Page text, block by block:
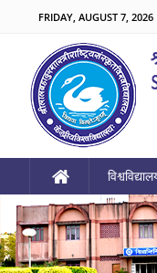
FRIDAY, AUGUST 7, 2026